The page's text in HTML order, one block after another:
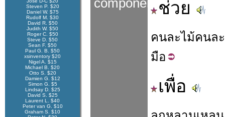
Steven P. $20
Daniel W. $75
Rudolf M. $30
David R. $50
Judith W. $50
Roger C. $50
Steve D. $50
Sean F. $50
Paul G. B. $50
xsinventory $20
Nigel A. $15
Michael B. $20
Otto S. $20
Damien G. $12
Simon G. $5
Lindsay D. $25
David S. $25
Laurent L. $40
Peter van G. $10
Graham S. $10
componentsช่วย
คนละไม้คนละ
มือ
เพื่อ